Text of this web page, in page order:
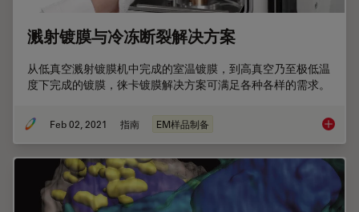
溅射镀膜与冷冻断裂解决方案
从低真空溅射镀膜机中完成的室温镀膜，到高真空乃至极低温
度下完成的镀膜，徕卡镀膜解决方案可满足各种各样的需求。
Feb 02, 2021 指南 EM样品制备 溅射镀